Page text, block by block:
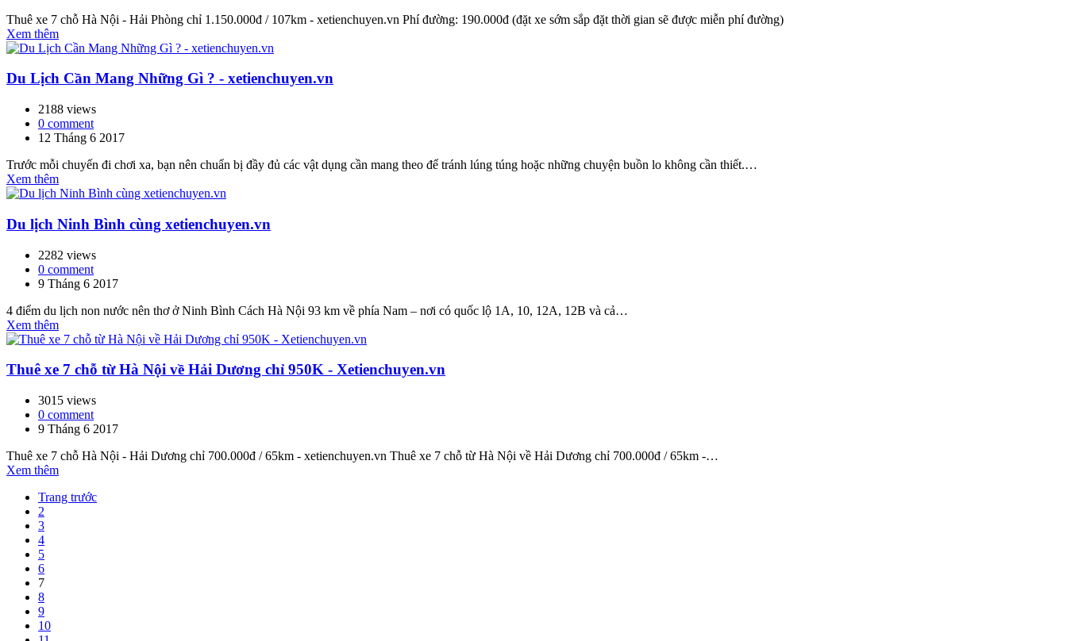
Thuê xe 7 chỗ Hà Nội - Hải Phòng chỉ 1.150.000đ / 107km - xetienchuyen.vn Phí đường: 190.000đ (đặt xe sớm sắp đặt thời gian sẽ được miễn phí đường)
Xem thêm
Du Lịch Cần Mang Những Gì ? - xetienchuyen.vn
2188 views
0 comment
12 Tháng 6 2017
Trước mỗi chuyến đi chơi xa, bạn nên chuẩn bị đầy đủ các vật dụng cần mang theo để tránh lúng túng hoặc những chuyện buồn lo không cần thiết.…
Xem thêm
Du lịch Ninh Bình cùng xetienchuyen.vn
2282 views
0 comment
9 Tháng 6 2017
4 điểm du lịch non nước nên thơ ở Ninh Bình Cách Hà Nội 93 km về phía Nam – nơi có quốc lộ 1A, 10, 12A, 12B và cả…
Xem thêm
Thuê xe 7 chỗ từ Hà Nội về Hải Dương chỉ 950K - Xetienchuyen.vn
3015 views
0 comment
9 Tháng 6 2017
Thuê xe 7 chỗ Hà Nội - Hải Dương chỉ 700.000đ / 65km - xetienchuyen.vn Thuê xe 7 chỗ từ Hà Nội về Hải Dương chỉ 700.000đ / 65km -…
Xem thêm
Trang trước
2
3
4
5
6
7
8
9
10